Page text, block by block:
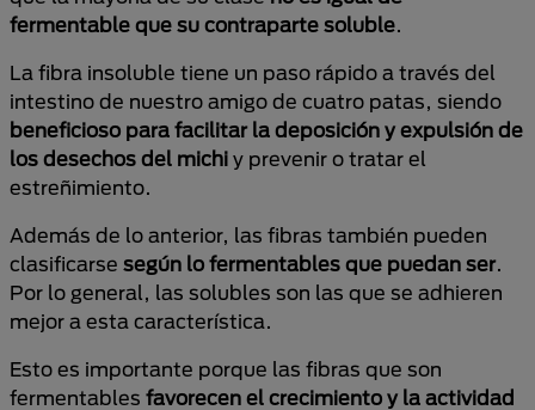
fermentable que su contraparte soluble.
La fibra insoluble tiene un paso rápido a través del
intestino de nuestro amigo de cuatro patas, siendo
beneficioso para facilitar la deposición y expulsión de
los desechos del michi y prevenir o tratar el
estreñimiento.
Además de lo anterior, las fibras también pueden
clasificarse según lo fermentables que puedan ser.
Por lo general, las solubles son las que se adhieren
mejor a esta característica.
Esto es importante porque las fibras que son
fermentables favorecen el crecimiento y la actividad